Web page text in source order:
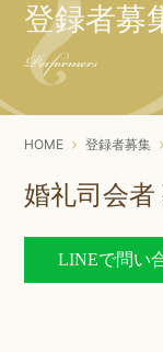
登録者募
Performers
HOME 登録者募集
婚礼司会者
LINEで問い